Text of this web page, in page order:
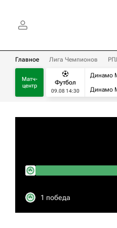
Главное Лига Чемпионов
Матч-
центр
Футбол
09.08 14:30
Динамо
Динамо
1 победа